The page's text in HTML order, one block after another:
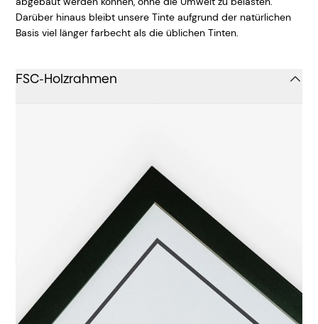
Darüber hinaus bleibt unsere Tinte aufgrund der natürlichen
Basis viel länger farbecht als die üblichen Tinten.
FSC-Holzrahmen